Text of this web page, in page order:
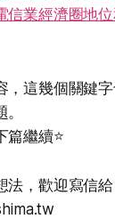
信業經濟圈地
，這幾個關鍵
篇繼續⭐️
法，歡迎寫信給